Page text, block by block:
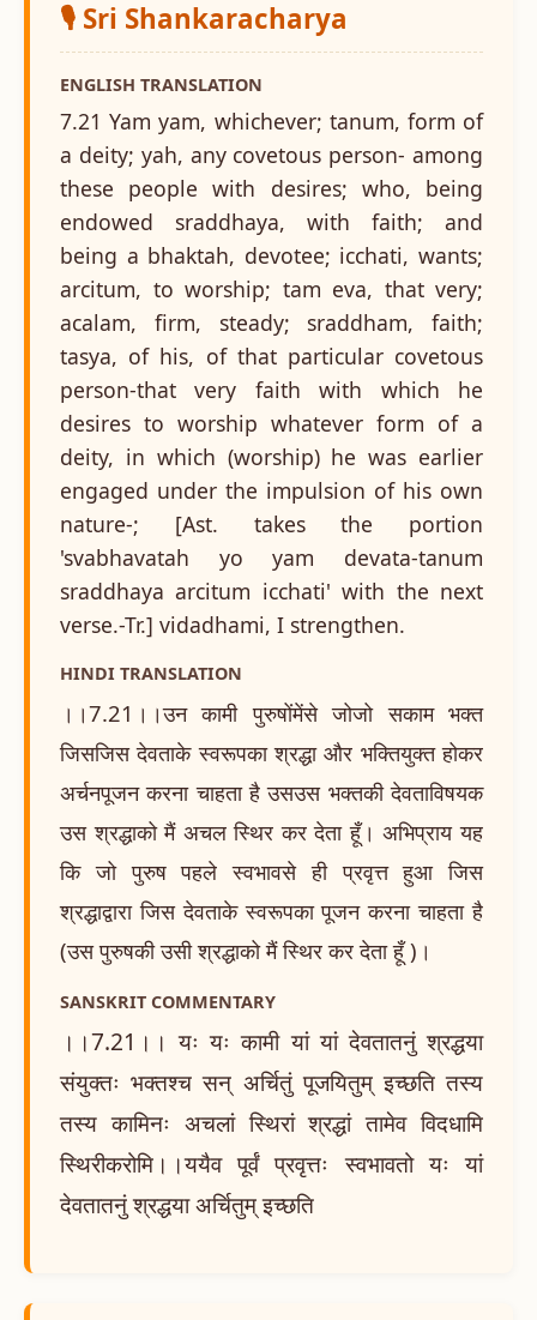
🎙️ Sri Shankaracharya
ENGLISH TRANSLATION
7.21 Yam yam, whichever; tanum, form of
a deity; yah, any covetous person- among
these people with desires; who, being
endowed sraddhaya, with faith; and
being a bhaktah, devotee; icchati, wants;
arcitum, to worship; tam eva, that very;
acalam, firm, steady; sraddham, faith;
tasya, of his, of that particular covetous
person-that very faith with which he
desires to worship whatever form of a
deity, in which (worship) he was earlier
engaged under the impulsion of his own
nature-; [Ast. takes the portion
'svabhavatah yo yam devata-tanum
sraddhaya arcitum icchati' with the next
verse.-Tr.] vidadhami, I strengthen.
HINDI TRANSLATION
।।7.21।।उन कामी पुरुषोंमेंसे जोजो सकाम भक्त
जिसजिस देवताके स्वरूपका श्रद्धा और भक्तियुक्त होकर
अर्चनपूजन करना चाहता है उसउस भक्तकी देवताविषयक
उस श्रद्धाको मैं अचल स्थिर कर देता हूँ। अभिप्राय यह
कि जो पुरुष पहले स्वभावसे ही प्रवृत्त हुआ जिस
श्रद्धाद्वारा जिस देवताके स्वरूपका पूजन करना चाहता है
(उस पुरुषकी उसी श्रद्धाको मैं स्थिर कर देता हूँ )।
SANSKRIT COMMENTARY
।।7.21।। यः यः कामी यां यां देवतातनुं श्रद्धया
संयुक्तः भक्तश्च सन् अर्चितुं पूजयितुम् इच्छति तस्य
तस्य कामिनः अचलां स्थिरां श्रद्धां तामेव विदधामि
स्थिरीकरोमि।।ययैव पूर्वं प्रवृत्तः स्वभावतो यः यां
देवतातनुं श्रद्धया अर्चितुम् इच्छति